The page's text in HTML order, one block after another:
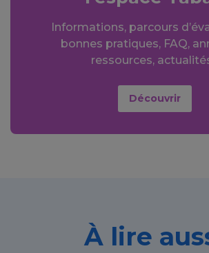
Informations, parcours
bonnes pratiques, FAQ,
ressources,
Découvrir
À lire